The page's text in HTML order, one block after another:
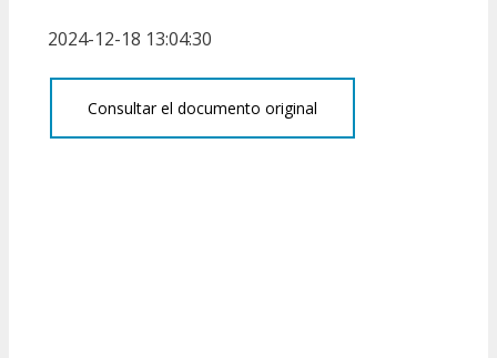
2024-12-18 13:04:30
Consultar el documento original